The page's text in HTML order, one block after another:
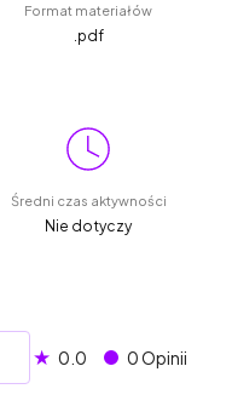
Format materiałów
.pdf
Średni czas aktywności
Nie dotyczy
★ 0.0 0 Opinii